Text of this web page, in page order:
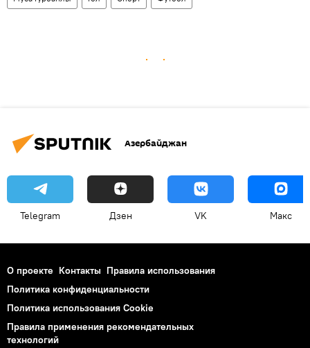
Азербайджан
Telegram Дзен VK Макс
О проекте Контакты Правила использования
Политика конфиденциальности
Политика использования Cookie
Правила применения рекомендательных
технологий